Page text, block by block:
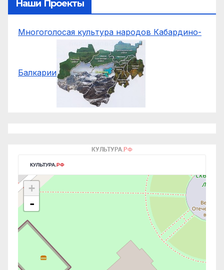
Наши Проекты
Многоголосая культура народов Кабардино-
Балкарии